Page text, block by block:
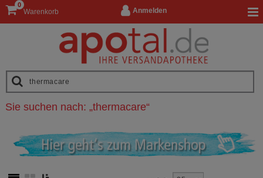
Anmelden
Warenkorb
0
Sie suchen nach: „thermacare“